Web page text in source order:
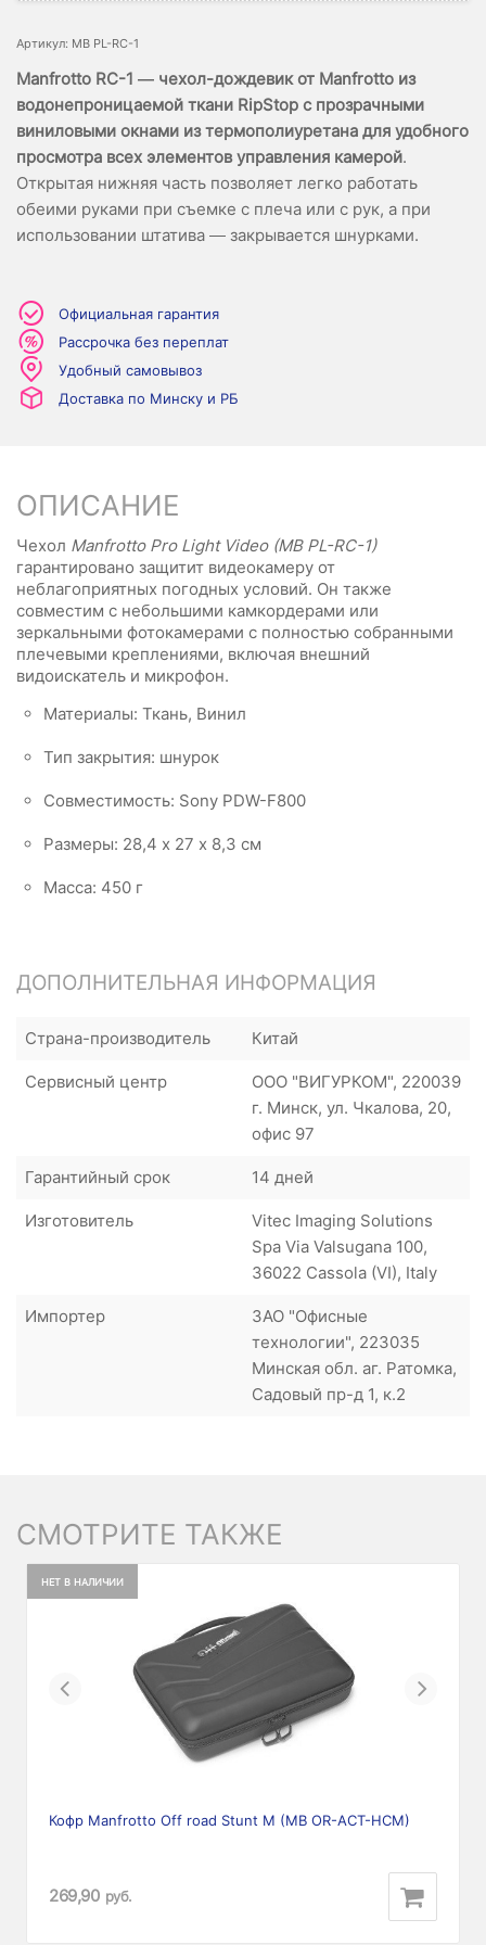
Артикул: MB PL-RC-1
Manfrotto RC-1 — чехол-дождевик от Manfrotto из
водонепроницаемой ткани RipStop с прозрачными
виниловыми окнами из термополиуретана для удобного
просмотра всех элементов управления камерой.
Открытая нижняя часть позволяет легко работать
обеими руками при съемке с плеча или с рук, а при
использовании штатива — закрывается шнурками.
Официальная гарантия
Рассрочка без переплат
Удобный самовывоз
Доставка по Минску и РБ
ОПИСАНИЕ
Чехол Manfrotto Pro Light Video (MB PL-RC-1)
гарантировано защитит видеокамеру от
неблагоприятных погодных условий. Он также
совместим с небольшими камкордерами или
зеркальными фотокамерами с полностью собранными
плечевыми креплениями, включая внешний
видоискатель и микрофон.
Материалы: Ткань, Винил
Тип закрытия: шнурок
Совместимость: Sony PDW-F800
Размеры: 28,4 х 27 х 8,3 см
Масса: 450 г
ДОПОЛНИТЕЛЬНАЯ ИНФОРМАЦИЯ
Страна-производитель Китай
Сервисный центр
ООО "ВИГУРКОМ", 220039
г. Минск, ул. Чкалова, 20,
офис 97
Гарантийный срок 14 дней
Изготовитель
Vitec Imaging Solutions
Spa Via Valsugana 100,
36022 Cassola (VI), Italy
Импортер
ЗАО "Офисные
технологии", 223035
Минская обл. аг. Ратомка,
Садовый пр-д 1, к.2
СМОТРИТЕ ТАКЖЕ
НЕТ В НАЛИЧИИ
Previous Next
Кофр Manfrotto Off road Stunt M (MB OR-ACT-HCM)
269,90 руб.